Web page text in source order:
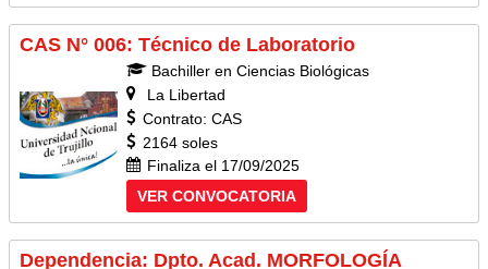
CAS N° 006: Técnico de Laboratorio
Bachiller en Ciencias Biológicas
La Libertad
Contrato: CAS
2164 soles
Finaliza el 17/09/2025
VER CONVOCATORIA
Dependencia: Dpto. Acad. MORFOLOGÍA